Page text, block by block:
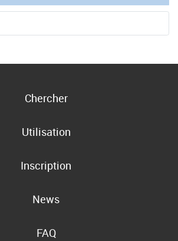
Chercher
Utilisation
Inscription
News
FAQ